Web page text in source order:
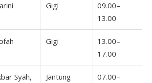
Gigi
09.00–
13.00
Gigi
13.00–
17.00
Syah,
Jantung
07.00–